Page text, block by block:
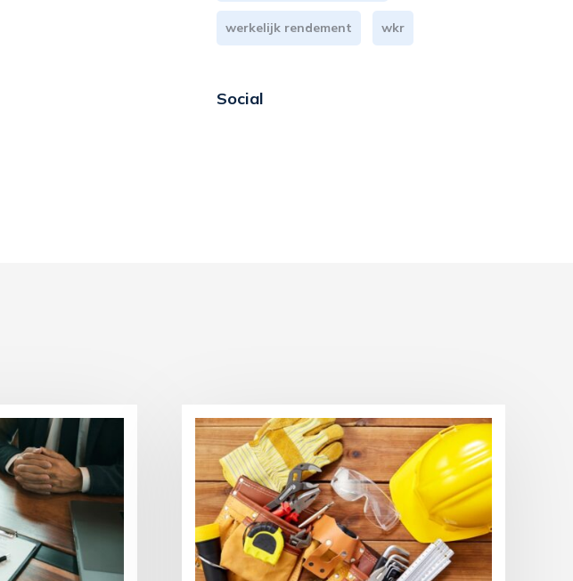
werkelijk rendement wkr
Social